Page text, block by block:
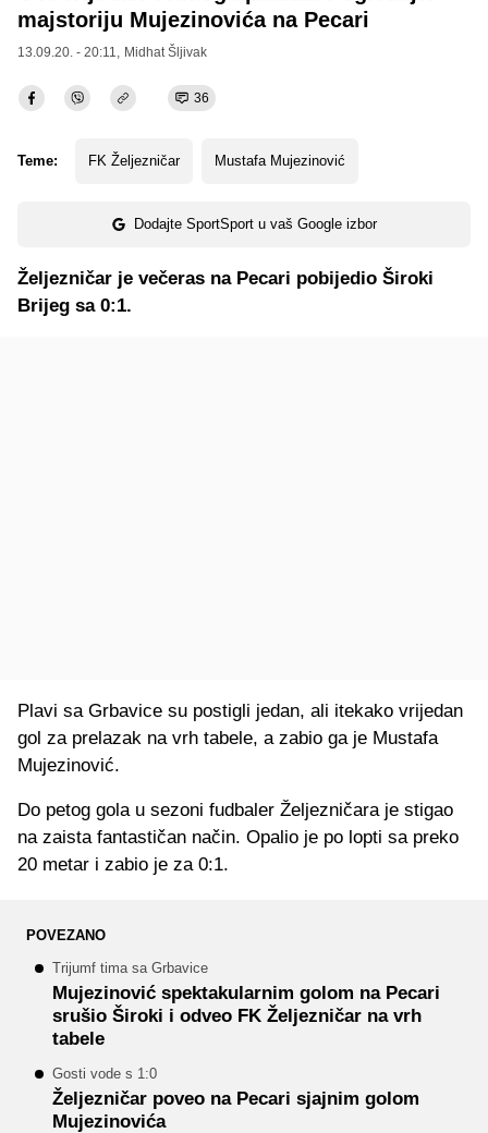
majstoriju Mujezinovića na Pecari
13.09.20. - 20:11, Midhat Šljivak
36
Teme: FK Željezničar Mustafa Mujezinović
Dodajte SportSport u vaš Google izbor
Željezničar je večeras na Pecari pobijedio Široki
Brijeg sa 0:1.
Plavi sa Grbavice su postigli jedan, ali itekako vrijedan
gol za prelazak na vrh tabele, a zabio ga je Mustafa
Mujezinović.
Do petog gola u sezoni fudbaler Željezničara je stigao
na zaista fantastičan način. Opalio je po lopti sa preko
20 metar i zabio je za 0:1.
POVEZANO
Trijumf tima sa Grbavice
Mujezinović spektakularnim golom na Pecari
srušio Široki i odveo FK Željezničar na vrh
tabele
Gosti vode s 1:0
Željezničar poveo na Pecari sjajnim golom
Mujezinovića